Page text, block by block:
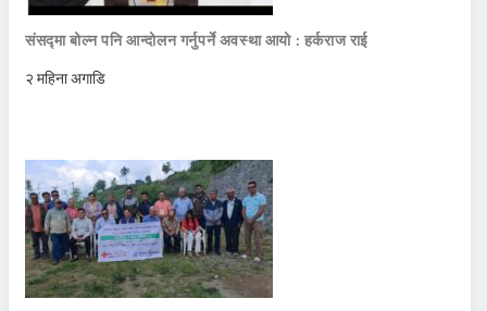
संसद्मा बोल्न पनि आन्दोलन गर्नुपर्ने अवस्था आयो : हर्कराज राई
२ महिना अगाडि